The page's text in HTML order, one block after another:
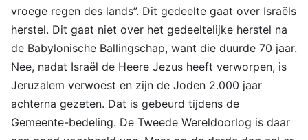
vroege regen des lands”. Dit gedeelte gaat over Israëls
herstel. Dit gaat niet over het gedeeltelijke herstel na
de Babylonische Ballingschap, want die duurde 70 jaar.
Nee, nadat Israël de Heere Jezus heeft verworpen, is
Jeruzalem verwoest en zijn de Joden 2.000 jaar
achterna gezeten. Dat is gebeurd tijdens de
Gemeente-bedeling. De Tweede Wereldoorlog is daar